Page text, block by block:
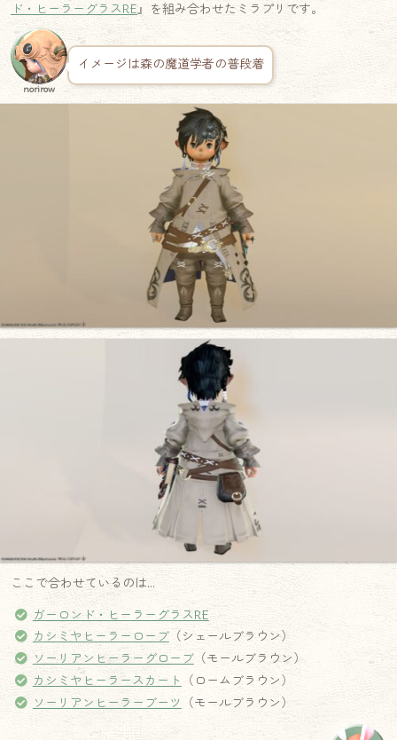
ド・ヒーラーグラスRE』を組み合わせたミラプリです。
norirow
イメージは森の魔道学者の普段着
ここで合わせているのは…
ガーロンド・ヒーラーグラスRE
カシミヤヒーラーローブ（シェールブラウン）
ソーリアンヒーラーグローブ（モールブラウン）
カシミヤヒーラースカート
（ロームブラウン）
ソーリアンヒーラーブーツ （モールブラウン）